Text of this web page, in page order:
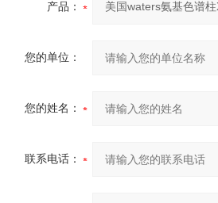
产品：
您的单位：
您的姓名：
联系电话：